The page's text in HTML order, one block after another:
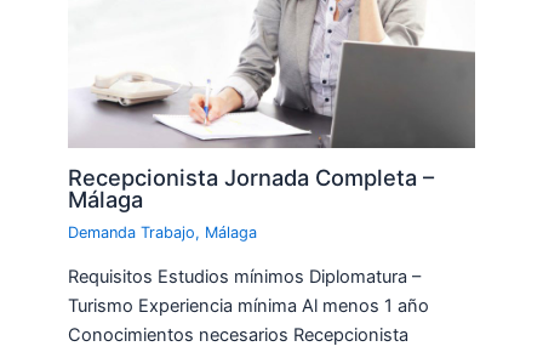
Recepcionista Jornada Completa –
Málaga
Demanda Trabajo, Málaga
Requisitos Estudios mínimos Diplomatura –
Turismo Experiencia mínima Al menos 1 año
Conocimientos necesarios Recepcionista